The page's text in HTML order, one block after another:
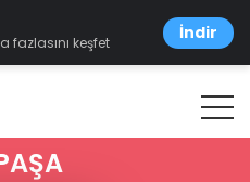
keşfet
İndir